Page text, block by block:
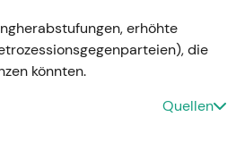
und latenter
von 15 % (wirksam ab 1.
Buchwert und den materiellen
erhöhte
die
könnten.
Quellen